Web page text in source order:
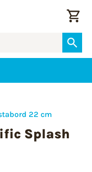
22 cm
Splash